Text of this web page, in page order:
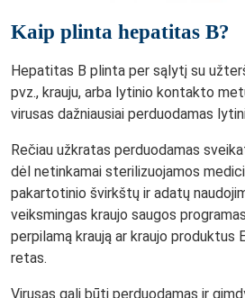
Kaip plinta hepatitas B?
Hepatitas B plinta per sąlytį su
pvz., krauju, arba lytinio kontakto
virusas dažniausiai perduodamas
Rečiau užkratas perduodamas
dėl netinkamai sterilizuojamos
pakartotinio švirkštų ir adatų
veiksmingas kraujo saugos
perpilamą kraują ar kraujo produktus
retas.
Virusas gali būti perduodamas ir